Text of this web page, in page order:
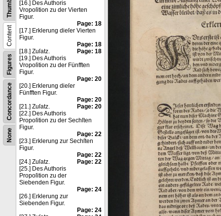
None
Concordance
Figures
Content
[16.] Des Authoris
Vropoſition zu der Vierten
Figur.
Page: 18
[17.] Erklerung dieſer Vierten
Figur.
Page: 18
[18.] Zuſatz.
Page: 18
[19.] Des Authoris
Vropoſition zu der Fünfften
Figur.
Page: 20
[20.] Erklerung dieſer
Fünfften Figur.
Page: 20
[21.] Zuſatz.
Page: 20
[22.] Des Authoris
Propoſition zu der Sechſten
Figur.
Page: 22
[23.] Erklerung zur Sechſten
Figur.
Page: 22
[24.] Zuſatz.
Page: 22
[25.] Des Authoris
Propoſition zu der
Siebenden Figur.
Page: 24
[26.] Erklerung zur
Siebenden Figur.
Page: 24